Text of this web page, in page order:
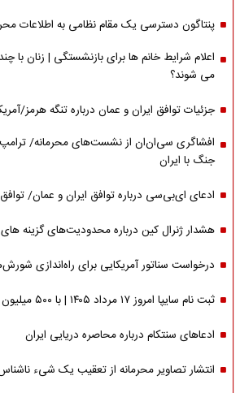
پنتاگون دسترسی یک مقام نظامی به اطلاعات
اعلام شرایط خانم ها برای بازنشستگی | زنان با
می شوند؟
جزئیات توافق ایران و عمان درباره تنگه هرمز/
افشاگری سی‌ان‌ان از نشست‌های محرمانه/ ترامپ
جنگ با ایران
ادعای ای‌بی‌سی درباره توافق ایران و عمان/ توافق ۶۰ روزه شد؟
هشدار ژنرال کین درباره محدودیت‌های گزینه های
درخواست سناتور آمریکایی برای راه‌اندازی
ثبت نام سایپا امروز ۱۷ مرداد ۱۴۰۵ | با ۵۰۰ میلیون کوییک S بخرید
ادعاهای سنتکام درباره محاصره دریایی ایران
انتشار تصاویر محرمانه از تعقیب یک شیء